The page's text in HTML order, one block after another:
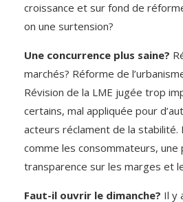
croissance et sur fond de
on une surtension?
Une concurrence plus saine?
marchés? Réforme de
Révision de la LME jugée trop
certains, mal appliquée pour
acteurs réclament de la stabilité.
comme les consommateurs, une
transparence sur les marges et
Faut-il ouvrir le dimanche? Il y